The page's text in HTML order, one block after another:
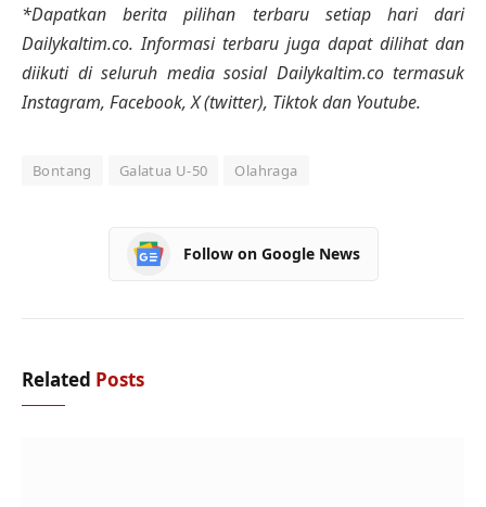
*Dapatkan berita pilihan terbaru setiap hari dari
Dailykaltim.co. Informasi terbaru juga dapat dilihat dan
diikuti di seluruh media sosial Dailykaltim.co termasuk
Instagram, Facebook, X (twitter), Tiktok dan Youtube.
Bontang Galatua U-50 Olahraga
Follow on Google News
Related Posts